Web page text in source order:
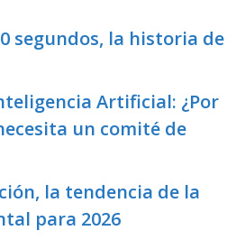
segundos, la historia de
Artificial: ¿Por
un comité de
la tendencia de la
para 2026